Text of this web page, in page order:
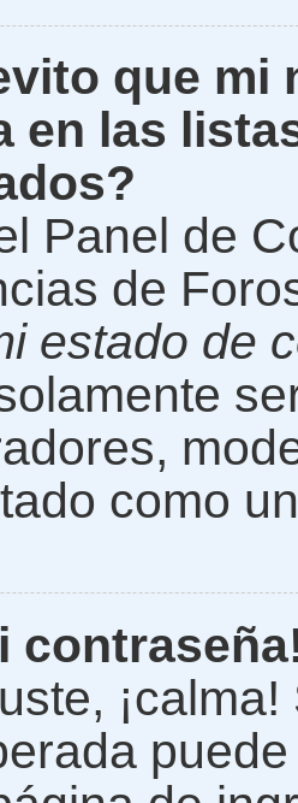
que mi
en las
Panel de
de
estado de
como